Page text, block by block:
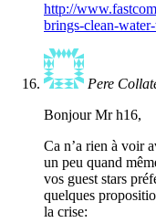
http://
brings-clean-
Pere
Bonjour Mr h16,
Ca n’a rien à voir
un peu quand
vos guest stars
quelques
la crise: